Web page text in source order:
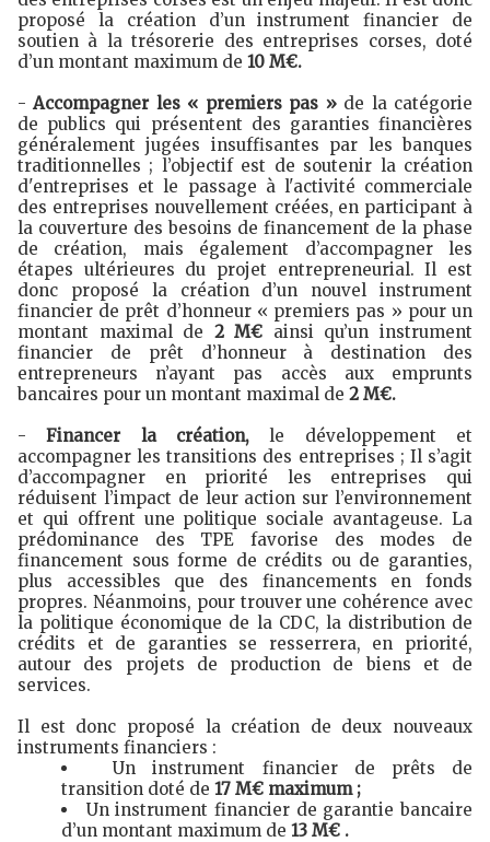
proposé la création d’un instrument financier de
soutien à la trésorerie des entreprises corses, doté
d’un montant maximum de 10 M€.
-Accompagner les « premiers pas » de la catégorie
de publics qui présentent des garanties financières
généralement jugées insuffisantes par les banques
traditionnelles ; l’objectif est de soutenir la création
d'entreprises et le passage à l'activité commerciale
des entreprises nouvellement créées, en participant à
la couverture des besoins de financement de la phase
de création, mais également d’accompagner les
étapes ultérieures du projet entrepreneurial. Il est
donc proposé la création d’un nouvel instrument
financier de prêt d’honneur « premiers pas » pour un
montant maximal de 2 M€ ainsi qu’un instrument
financier de prêt d’honneur à destination des
entrepreneurs n’ayant pas accès aux emprunts
bancaires pour un montant maximal de 2 M€.
-Financer la création,le développement et
accompagner les transitions des entreprises ; Il s’agit
d’accompagner en priorité les entreprises qui
réduisent l’impact de leur action sur l’environnement
et qui offrent une politique sociale avantageuse. La
prédominance des TPE favorise des modes de
financement sous forme de crédits ou de garanties,
plus accessibles que des financements en fonds
propres. Néanmoins, pour trouver une cohérence avec
la politique économique de la CDC, la distribution de
crédits et de garanties se resserrera, en priorité,
autour des projets de production de biens et de
services.
Il est donc proposé la création de deux nouveaux
instruments financiers :
Un instrument financier de prêts de
transition doté de 17 M€ maximum ;
Un instrument financier de garantie bancaire
d’un montant maximum de 13 M€ .